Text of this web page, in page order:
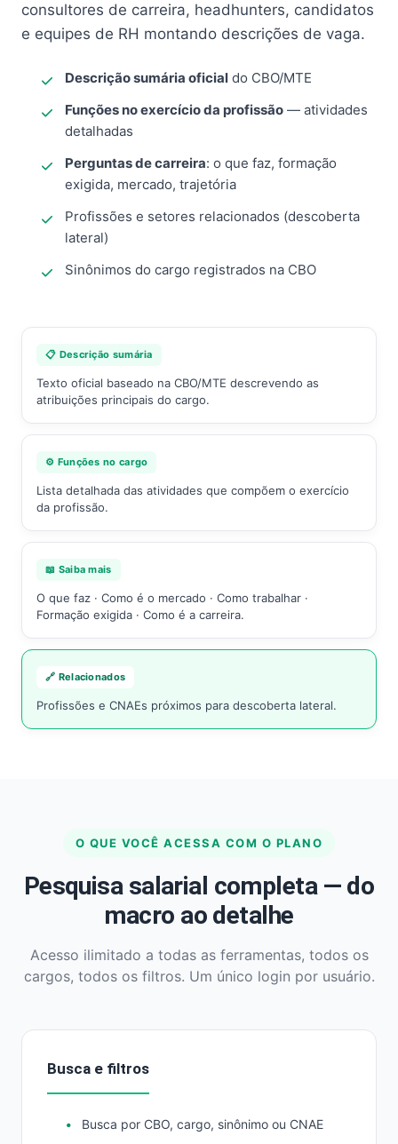
consultores de carreira, headhunters, candidatos
e equipes de RH montando descrições de vaga.
Descrição sumária oficial do CBO/MTE
Funções no exercício da profissão — atividades
detalhadas
Perguntas de carreira: o que faz, formação
exigida, mercado, trajetória
Profissões e setores relacionados (descoberta
lateral)
Sinônimos do cargo registrados na CBO
📋 Descrição sumária
Texto oficial baseado na CBO/MTE descrevendo as
atribuições principais do cargo.
⚙️ Funções no cargo
Lista detalhada das atividades que compõem o exercício
da profissão.
📖 Saiba mais
O que faz · Como é o mercado · Como trabalhar ·
Formação exigida · Como é a carreira.
🔗 Relacionados
Profissões e CNAEs próximos para descoberta lateral.
O QUE VOCÊ ACESSA COM O PLANO
Pesquisa salarial completa — do
macro ao detalhe
Acesso ilimitado a todas as ferramentas, todos os
cargos, todos os filtros. Um único login por usuário.
Busca e filtros
Busca por CBO, cargo, sinônimo ou CNAE